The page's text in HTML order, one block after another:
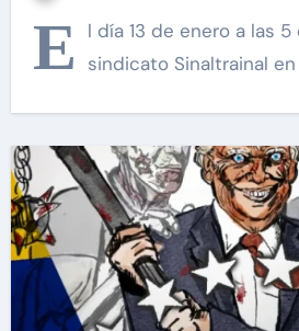
E
l día 13 de enero a las
sindicato Sinaltrainal